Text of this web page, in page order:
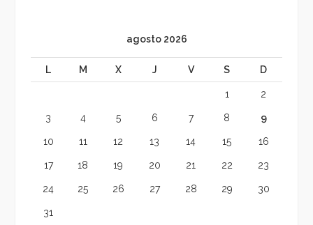
agosto 2026
L M X J V S D
1 2
3 4 5 6 7 8 9
10 11 12 13 14 15 16
17 18 19 20 21 22 23
24 25 26 27 28 29 30
31